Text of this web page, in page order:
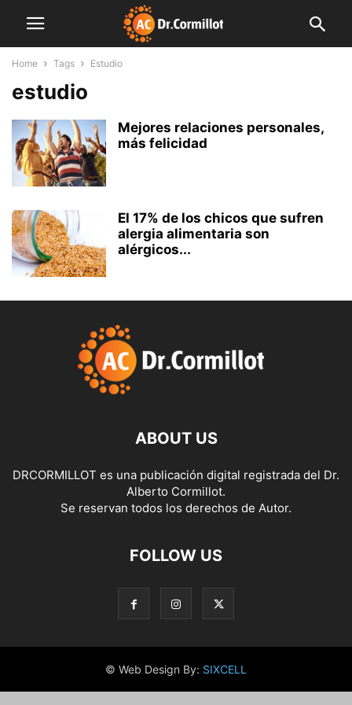
Home Tags Estudio
estudio
Mejores relaciones personales,
más felicidad
El 17% de los chicos que sufren
alergia alimentaria son
alérgicos...
ABOUT US
DRCORMILLOT es una publicación digital registrada del Dr.
Alberto Cormillot.
Se reservan todos los derechos de Autor.
FOLLOW US
© Web Design By: SIXCELL